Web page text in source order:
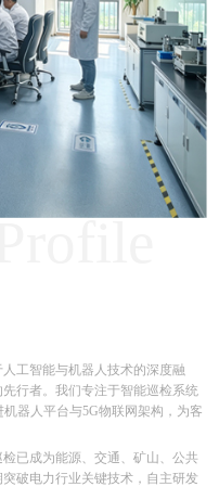
工智能与机器人技术的深度融
行者。我们专注于智能巡检系统
器人平台与5G物联网架构，为客
已成为能源、交通、矿山、公共
破电力行业关键技术，自主研发